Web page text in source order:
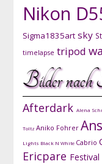
Nikon
Sigma1835art sky
timelapse tripod
Bilder nach
Afterdark Alena
Toltz Aniko Fohrer
Lights Black N White Cabrio
Ericpare Festival